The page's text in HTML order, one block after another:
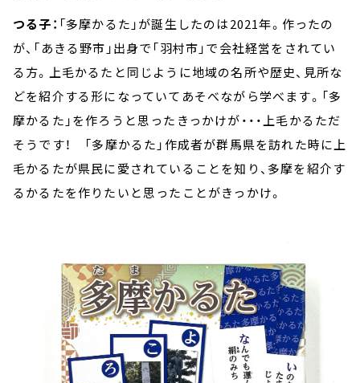
つる子： 「多摩かるた」が誕生したのは2021年。作ったの
が、「あきる野市」出身で「羽村市」で会社経営をされてい
る方。上毛かるたと同じように地域の名所や歴史、見所な
どを紹介する形になっていてあそべながら学べます。「多
摩かるた」を作ろうと思ったきっかけが・・・上毛かるただ
そうです！ 「多摩かるた」作成者が群馬県を訪れた時に上
毛かるたが県民に愛されていることを知り、多摩を紹介す
るかるたを作りたいと思ったことがきっかけ。